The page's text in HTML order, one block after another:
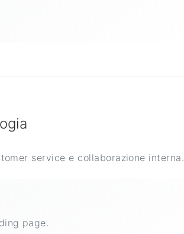
service e collaborazione interna.
page.